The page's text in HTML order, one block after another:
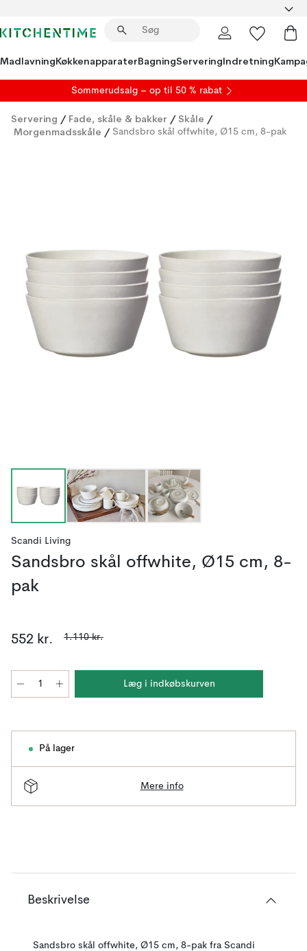
MadlavningKøkkenapparaterBagningServeringIndretning
Sommerudsalg – op til 50 % rabat
Servering / Fade, skåle & bakker / Skåle /
Morgenmadsskåle / Sandsbro skål offwhite, Ø15 cm, 8-pak
Scandi Living
Sandsbro skål offwhite, Ø15 cm, 8-
pak
552 kr. 1.110 kr.
Læg i indkøbskurven
På lager
Mere info
Beskrivelse
Sandsbro skål offwhite, Ø15 cm, 8-pak fra Scandi